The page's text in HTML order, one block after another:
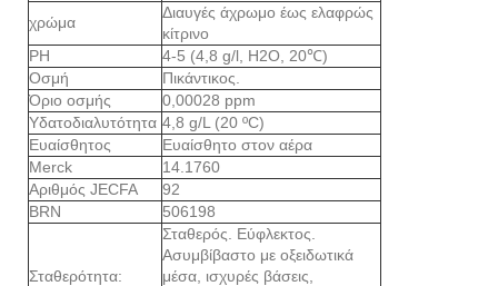
χρώμα
Διαυγές άχρωμο έως ελαφρώς
κίτρινο
PH
4-5 (4,8 g/l, H2O, 20℃)
Οσμή
Πικάντικος.
Όριο οσμής
0,00028 ppm
Υδατοδιαλυτότητα 4,8 g/L (20 ºC)
Ευαίσθητος
Ευαίσθητο στον αέρα
Merck
14.1760
Αριθμός JECFA
92
BRN
506198
Σταθερότητα:
Σταθερός. Εύφλεκτος.
Ασυμβίβαστο με οξειδωτικά
μέσα, ισχυρές βάσεις,